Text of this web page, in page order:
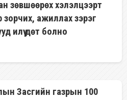
зөвшөөрөх хэлэлцээрт
зорчих, ажиллах зэрэг
илүү дөт болно
Засгийн газрын 100